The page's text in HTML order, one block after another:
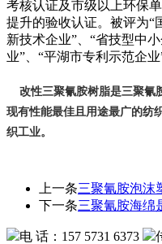
考核认证及市级以上环保
提升的验收认证。被评为“
新技术企业”、“省技型中
业”、“平湖市专利示范企业
改性三聚氰胺树脂是三聚氰
现有性能最佳且用途最广的纺
织工业。
上一条三聚氰胺泡沫
下一条三聚氰胺海绵
电 话：157 5731 6373